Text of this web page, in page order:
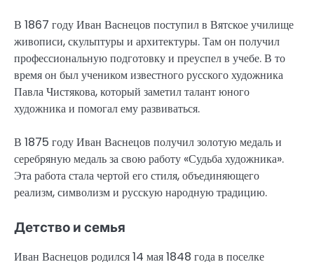
В 1867 году Иван Васнецов поступил в Вятское училище
живописи, скульптуры и архитектуры. Там он получил
профессиональную подготовку и преуспел в учебе. В то
время он был учеником известного русского художника
Павла Чистякова, который заметил талант юного
художника и помогал ему развиваться.
В 1875 году Иван Васнецов получил золотую медаль и
серебряную медаль за свою работу «Судьба художника».
Эта работа стала чертой его стиля, объединяющего
реализм, символизм и русскую народную традицию.
Детство и семья
Иван Васнецов родился 14 мая 1848 года в поселке